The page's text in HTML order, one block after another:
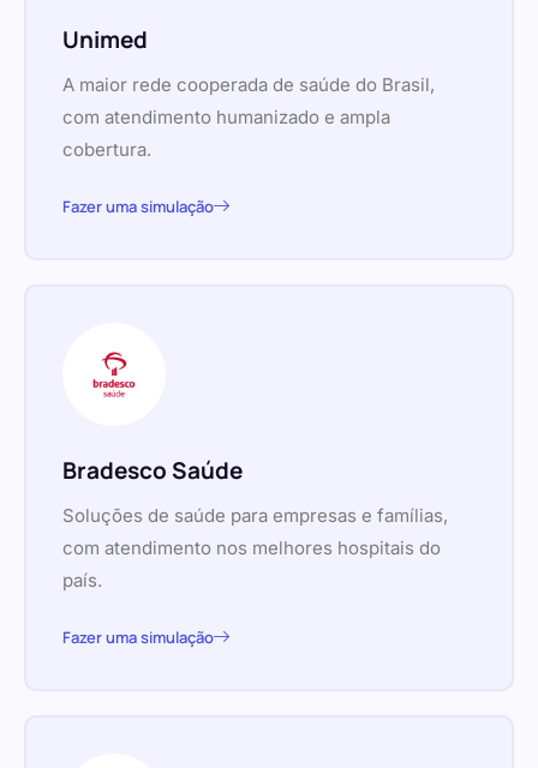
Unimed
A maior rede cooperada de saúde do Brasil,
com atendimento humanizado e ampla
cobertura.
Fazer uma simulação
Bradesco Saúde
Soluções de saúde para empresas e famílias,
com atendimento nos melhores hospitais do
país.
Fazer uma simulação